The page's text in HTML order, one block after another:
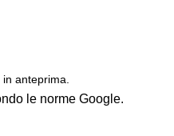
anteprima.
le norme Google.